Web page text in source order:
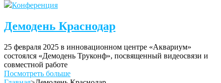
Конференция
Демодень Краснодар
25 февраля 2025 в инновационном центре «Аквариум»
состоялся «Демодень Труконф», посвященный видеосвязи и
совместной работе
Посмотреть больше